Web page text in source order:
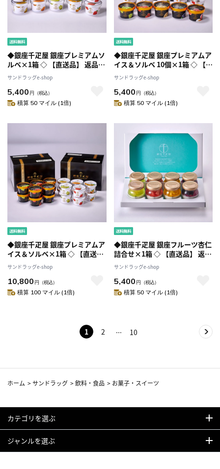
◆銀座千疋屋 銀座プレミアムソ
ルベ×1箱 ◇ 【直送品】 返品・
キャンセル・他商品と同時購入
は不可
サンドラッグe-shop
5,400 円 （税込）
積算 50 マイル (1倍)
◆銀座千疋屋 銀座プレミアムア
イス＆ソルベ 10個×1箱 ◇ 【直
送品】 返品・キャンセル・他商
品と同時購入は不可
サンドラッグe-shop
5,400 円 （税込）
積算 50 マイル (1倍)
◆銀座千疋屋 銀座プレミアムア
イス＆ソルベ×1箱 ◇ 【直送
品】 返品・キャンセル・他商品
と同時購入は不可
サンドラッグe-shop
10,800 円 （税込）
積算 100 マイル (1倍)
◆銀座千疋屋 銀座フルーツ杏仁
詰合せ×1箱 ◇ 【直送品】 返
品・キャンセル・他商品と同時
購入は不可
サンドラッグe-shop
5,400 円 （税込）
積算 50 マイル (1倍)
1 2 10
ホーム >サンドラッグ >飲料・食品 > お菓子・スイーツ
カテゴリを選ぶ
ジャンルを選ぶ